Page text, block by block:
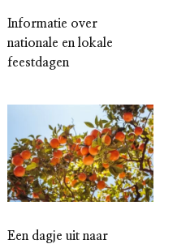
Informatie over
nationale en lokale
feestdagen
Een dagje uit naar